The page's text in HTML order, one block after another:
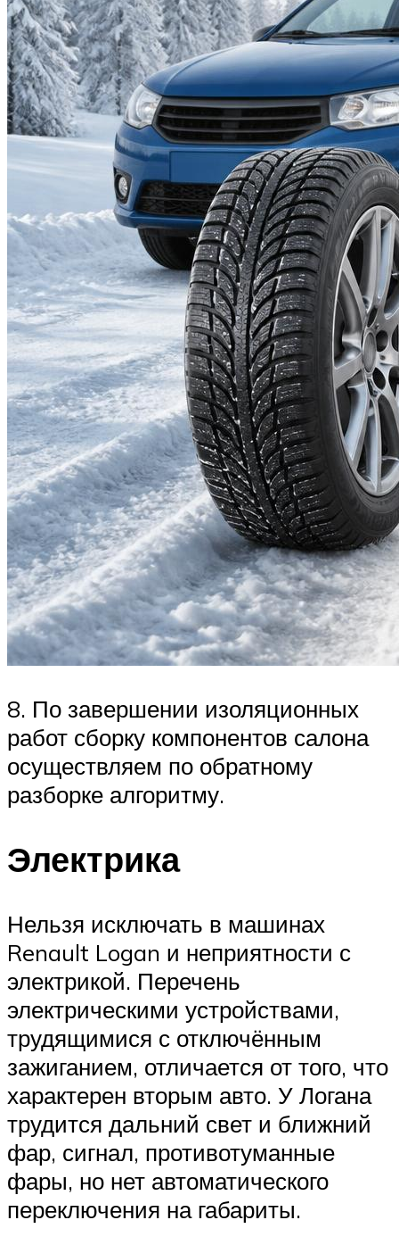
8. По завершении изоляционных
работ сборку компонентов салона
осуществляем по обратному
разборке алгоритму.
Электрика
Нельзя исключать в машинах
Renault Logan и неприятности с
электрикой. Перечень
электрическими устройствами,
трудящимися с отключённым
зажиганием, отличается от того, что
характерен вторым авто. У Логана
трудится дальний свет и ближний
фар, сигнал, противотуманные
фары, но нет автоматического
переключения на габариты.